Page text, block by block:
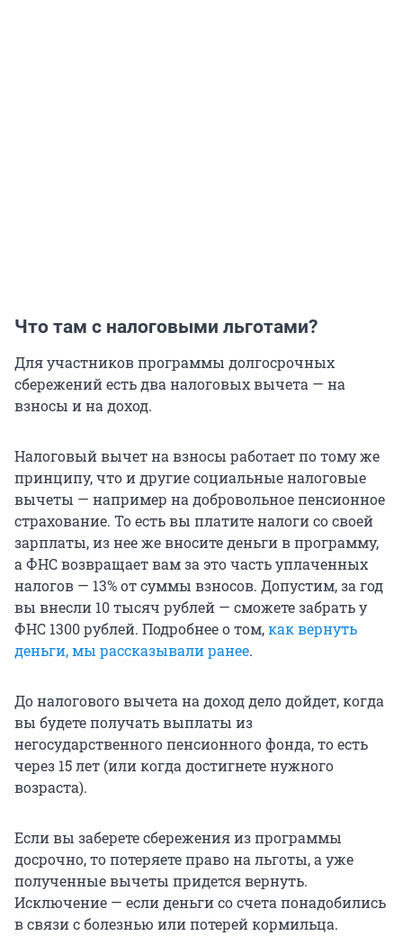
Что там с налоговыми льготами?
Для участников программы долгосрочных
сбережений есть два налоговых вычета — на
взносы и на доход.
Налоговый вычет на взносы работает по тому же
принципу, что и другие социальные налоговые
вычеты — например на добровольное пенсионное
страхование. То есть вы платите налоги со своей
зарплаты, из нее же вносите деньги в программу,
а ФНС возвращает вам за это часть уплаченных
налогов — 13% от суммы взносов. Допустим, за год
вы внесли 10 тысяч рублей — сможете забрать у
ФНС 1300 рублей. Подробнее о том,как вернуть
деньги, мы рассказывали ранее.
До налогового вычета на доход дело дойдет, когда
вы будете получать выплаты из
негосударственного пенсионного фонда, то есть
через 15 лет (или когда достигнете нужного
возраста).
Если вы заберете сбережения из программы
досрочно, то потеряете право на льготы, а уже
полученные вычеты придется вернуть.
Исключение — если деньги со счета понадобились
в связи с болезнью или потерей кормильца.